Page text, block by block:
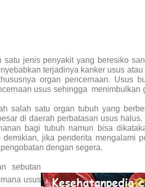
satu jenis penyakit yang beresiko
terjadinya kanker usus
organ pencernaan. Usus
usus sehingga menimbulkan
salah satu organ tubuh yang
di daerah perbatasan usus halus.
bagi tubuh namun bisa
jika penderita mengalami
dengan segera.
sebutan
usus